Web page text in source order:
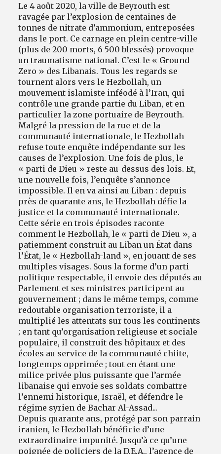
Le 4 août 2020, la ville de Beyrouth est
ravagée par l’explosion de centaines de
tonnes de nitrate d’ammonium, entreposées
dans le port. Ce carnage en plein centre-ville
(plus de 200 morts, 6 500 blessés) provoque
un traumatisme national. C’est le « Ground
Zero » des Libanais. Tous les regards se
tournent alors vers le Hezbollah, un
mouvement islamiste inféodé à l’Iran, qui
contrôle une grande partie du Liban, et en
particulier la zone portuaire de Beyrouth.
Malgré la pression de la rue et de la
communauté internationale, le Hezbollah
refuse toute enquête indépendante sur les
causes de l’explosion. Une fois de plus, le
« parti de Dieu » reste au-dessus des lois. Et,
une nouvelle fois, l’enquête s’annonce
impossible. Il en va ainsi au Liban : depuis
près de quarante ans, le Hezbollah défie la
justice et la communauté internationale.
Cette série en trois épisodes raconte
comment le Hezbollah, le « parti de Dieu », a
patiemment construit au Liban un État dans
l’État, le « Hezbollah-land », en jouant de ses
multiples visages. Sous la forme d’un parti
politique respectable, il envoie des députés au
Parlement et ses ministres participent au
gouvernement ; dans le même temps, comme
redoutable organisation terroriste, il a
multiplié les attentats sur tous les continents
; en tant qu’organisation religieuse et sociale
populaire, il construit des hôpitaux et des
écoles au service de la communauté chiite,
longtemps opprimée ; tout en étant une
milice privée plus puissante que l’armée
libanaise qui envoie ses soldats combattre
l’ennemi historique, Israël, et défendre le
régime syrien de Bachar Al-Assad...
Depuis quarante ans, protégé par son parrain
iranien, le Hezbollah bénéficie d’une
extraordinaire impunité. Jusqu’à ce qu’une
poignée de policiers de la D.E.A., l’agence de